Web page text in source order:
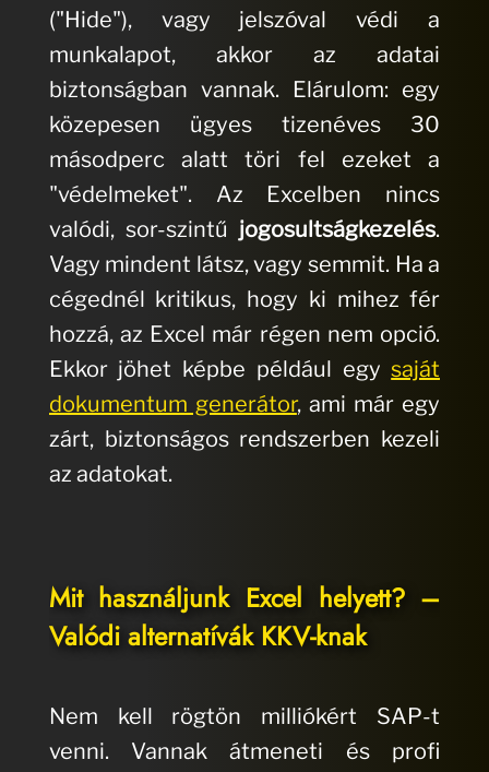
("Hide"), vagy jelszóval védi a
munkalapot, akkor az adatai
biztonságban vannak. Elárulom: egy
közepesen ügyes tizenéves 30
másodperc alatt töri fel ezeket a
"védelmeket". Az Excelben nincs
valódi, sor-szintű jogosultságkezelés.
Vagy mindent látsz, vagy semmit. Ha a
cégednél kritikus, hogy ki mihez fér
hozzá, az Excel már régen nem opció.
Ekkor jöhet képbe például egysaját
dokumentum generátor, ami már egy
zárt, biztonságos rendszerben kezeli
az adatokat.
Mit használjunk Excel helyett? –
Valódi alternatívák KKV-knak
Nem kell rögtön milliókért SAP-t
venni. Vannak átmeneti és profi